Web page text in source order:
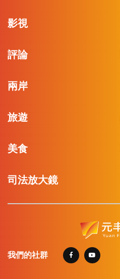
影視
評論
兩岸
旅遊
美食
司法放大鏡
我們的社群